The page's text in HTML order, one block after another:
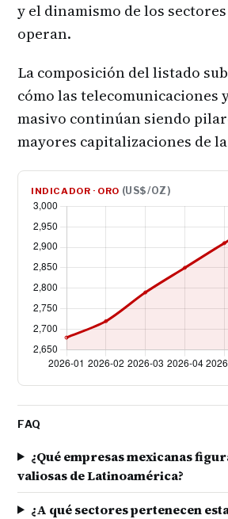
y el dinamismo de los
operan.
La composición del listado
cómo las telecomunicaciones
masivo continúan siendo
mayores capitalizaciones de
INDICADOR · ORO (US$/OZ)
FAQ
¿Qué empresas mexicanas
valiosas de Latinoamérica?
¿A qué sectores pertenecen